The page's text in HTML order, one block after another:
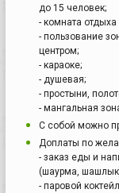
до 15 человек;
- комната
- пользование
центром;
- караоке;
- душевая;
- простыни,
- мангальная
С собой можно
Доплаты по
- заказ еды и
(шаурма,
- паровой